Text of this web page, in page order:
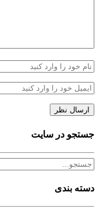
جستجو در سایت
دسته بندی